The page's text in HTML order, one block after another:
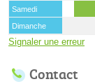
Samedi
Dimanche
Signaler une erreur
Contact